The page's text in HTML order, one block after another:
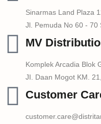
Sinarmas Land Plaza
Jl. Pemuda No 60 - 70
MV
Komplek Arcadia Blok
JI. Daan Mogot KM.
Customer